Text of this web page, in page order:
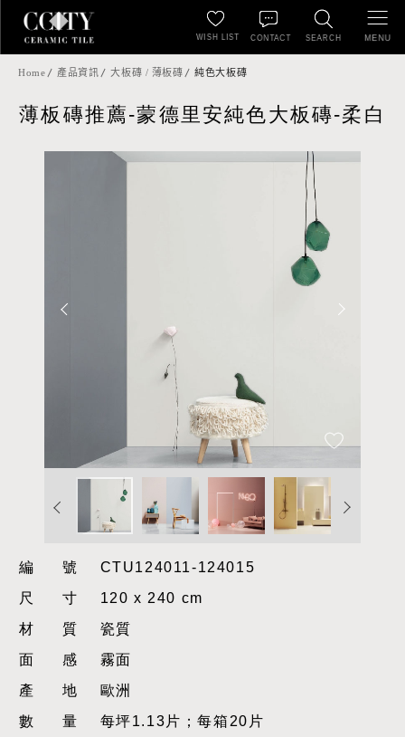
SEARCH
WISH LIST CONTACT MENU
Home 產品資訊 大板磚 / 薄板磚 純色大板磚
薄板磚推薦-蒙德里安純色大板磚-柔白
編號CTU124011-124015
尺寸120 x 240 cm
材質瓷質
面感霧面
產地歐洲
數量每坪1.13片；每箱20片